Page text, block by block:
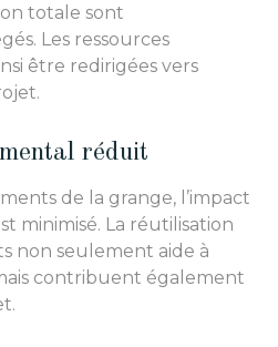
totale sont
Les ressources
être redirigées vers
réduit
de la grange, l’impact
minimisé. La réutilisation
non seulement aide à
contribuent également